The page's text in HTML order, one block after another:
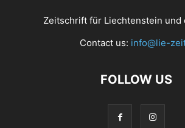
Zeitschrift für Liechtenstein und
Contact us: info@lie-
FOLLOW US